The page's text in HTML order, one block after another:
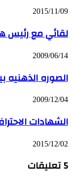
2015/11/09
لقائي مع رئيس
2009/06/14
الصوره
2009/12/04
الشهادات
2015/12/02
‫5 تعليقات